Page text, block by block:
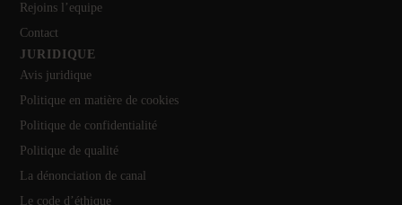
Rejoins l’equipe
Contact
JURIDIQUE
Avis juridique
Politique en matière de cookies
Politique de confidentialité
Politique de qualité
La dénonciation de canal
Le code d’éthique